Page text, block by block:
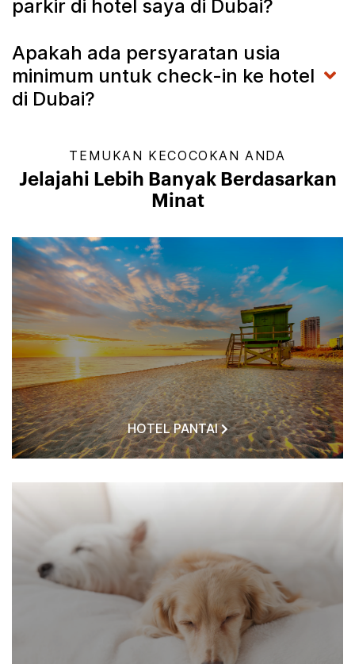
parkir di hotel saya di Dubai?
Apakah ada persyaratan usia
minimum untuk check-in ke hotel
di Dubai?
TEMUKAN KECOCOKAN ANDA
Jelajahi Lebih Banyak Berdasarkan
Minat
HOTEL PANTAI